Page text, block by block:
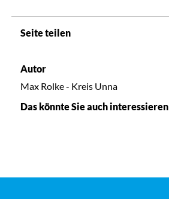
Seite teilen
Autor
Max Rolke - Kreis Unna
Das könnte Sie auch interessieren